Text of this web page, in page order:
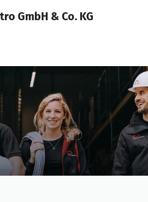
Anmelden
GmbH & Co. KG